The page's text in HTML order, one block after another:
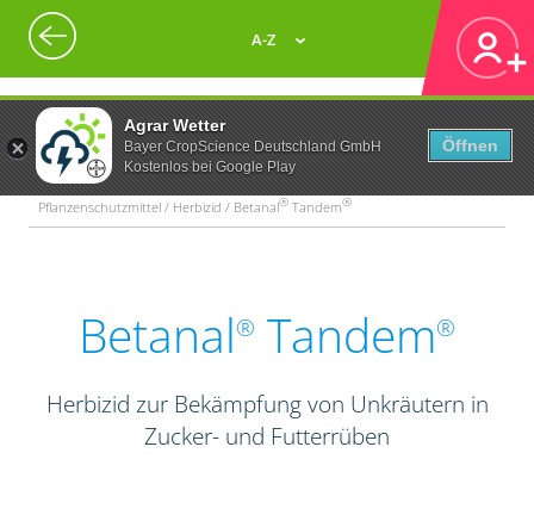
Agrar Wetter
Bayer CropScience Deutschland GmbH
Kostenlos bei Google Play
Öffnen
A-Z
Pflanzenschutzmittel / Herbizid / Betanal® Tandem®
Betanal® Tandem®
Herbizid zur Bekämpfung von Unkräutern in
Zucker- und Futterrüben